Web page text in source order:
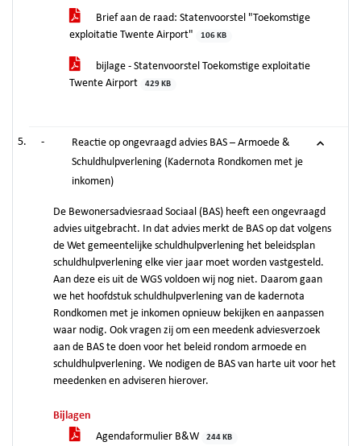
Brief aan de raad: Statenvoorstel "Toekomstige
exploitatie Twente Airport"
106 KB
bijlage - Statenvoorstel Toekomstige exploitatie
Twente Airport
429 KB
-
Reactie op ongevraagd advies BAS – Armoede &
Schuldhulpverlening (Kadernota Rondkomen met je
inkomen)
De Bewonersadviesraad Sociaal (BAS) heeft een ongevraagd
advies uitgebracht. In dat advies merkt de BAS op dat volgens
de Wet gemeentelijke schuldhulpverlening het beleidsplan
schuldhulpverlening elke vier jaar moet worden vastgesteld.
Aan deze eis uit de WGS voldoen wij nog niet. Daarom gaan
we het hoofdstuk schuldhulpverlening van de kadernota
Rondkomen met je inkomen opnieuw bekijken en aanpassen
waar nodig. Ook vragen zij om een meedenk adviesverzoek
aan de BAS te doen voor het beleid rondom armoede en
schuldhulpverlening. We nodigen de BAS van harte uit voor het
meedenken en adviseren hierover.
Bijlagen
Agendaformulier B&W
244 KB